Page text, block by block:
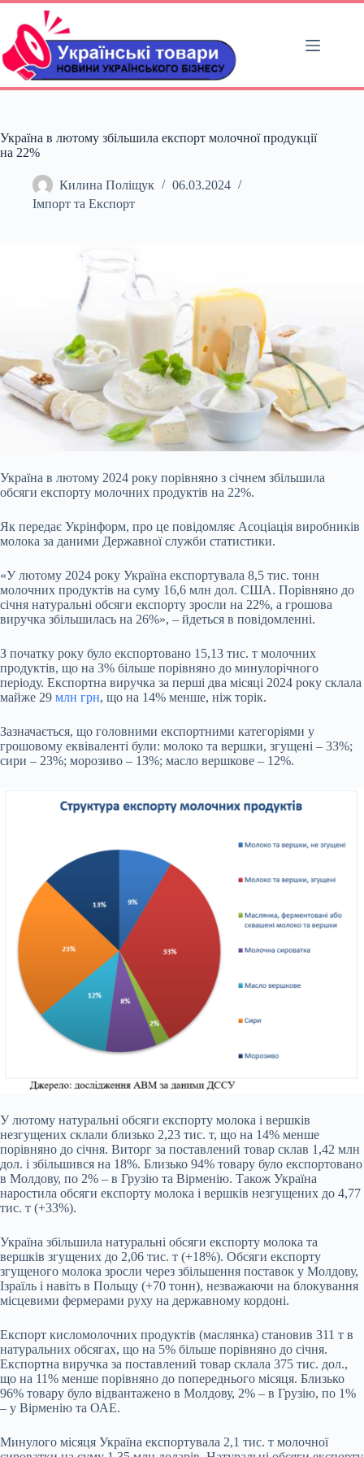
Перейти
вмісту
Україна в лютому збільшила експорт молочної продукції
на 22%
Килина Поліщук
06.03.2024
Імпорт та Експорт
Україна в лютому 2024 року порівняно з січнем збільшила
обсяги експорту молочних продуктів на 22%.
Як передає Укрінформ, про це повідомляє Асоціація виробників
молока за даними Державної служби статистики.
«У лютому 2024 року Україна експортувала 8,5 тис. тонн
молочних продуктів на суму 16,6 млн дол. США. Порівняно до
січня натуральні обсяги експорту зросли на 22%, а грошова
виручка збільшилась на 26%», – йдеться в повідомленні.
З початку року було експортовано 15,13 тис. т молочних
продуктів, що на 3% більше порівняно до минулорічного
періоду. Експортна виручка за перші два місяці 2024 року склала
майже 29 млн грн, що на 14% менше, ніж торік.
Зазначається, що головними експортними категоріями у
грошовому еквіваленті були: молоко та вершки, згущені – 33%;
сири – 23%; морозиво – 13%; масло вершкове – 12%.
У лютому натуральні обсяги експорту молока і вершків
незгущених склали близько 2,23 тис. т, що на 14% менше
порівняно до січня. Виторг за поставлений товар склав 1,42 млн
дол. і збільшився на 18%. Близько 94% товару було експортовано
в Молдову, по 2% – в Грузію та Вірменію. Також Україна
наростила обсяги експорту молока і вершків незгущених до 4,77
тис. т (+33%).
Україна збільшила натуральні обсяги експорту молока та
вершків згущених до 2,06 тис. т (+18%). Обсяги експорту
згущеного молока зросли через збільшення поставок у Молдову,
Ізраїль і навіть в Польщу (+70 тонн), незважаючи на блокування
місцевими фермерами руху на державному кордоні.
Експорт кисломолочних продуктів (маслянка) становив 311 т в
натуральних обсягах, що на 5% більше порівняно до січня.
Експортна виручка за поставлений товар склала 375 тис. дол.,
що на 11% менше порівняно до попереднього місяця. Близько
96% товару було відвантажено в Молдову, 2% – в Грузію, по 1%
– у Вірменію та ОАЕ.
Минулого місяця Україна експортувала 2,1 тис. т молочної